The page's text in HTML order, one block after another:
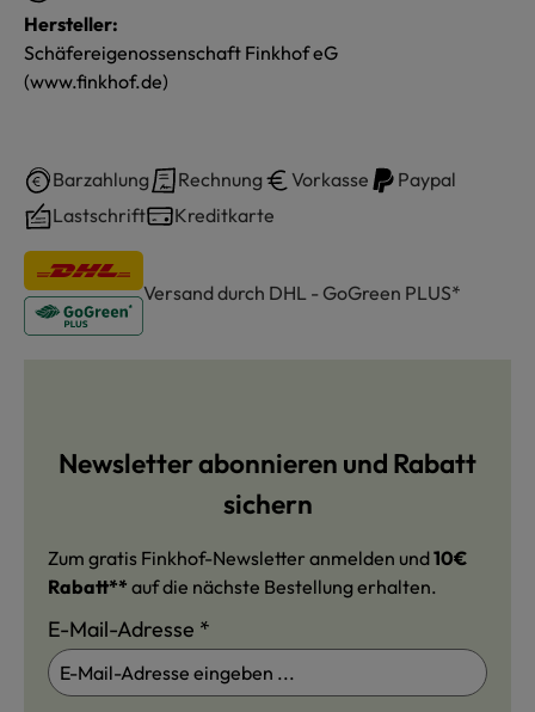
Hersteller:
Schäfereigenossenschaft Finkhof eG
(www.finkhof.de)
Barzahlung Rechnung Vorkasse
Paypal
Lastschrift
Kreditkarte
Versand durch DHL - GoGreen PLUS*
Newsletter abonnieren und Rabatt
sichern
Zum gratis Finkhof-Newsletter anmelden und10€
Rabatt** auf die nächste Bestellung erhalten.
E-Mail-Adresse *